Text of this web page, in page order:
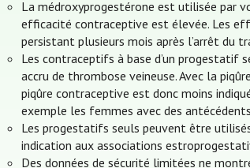
La médroxyprogestérone est utilisée par
efficacité contraceptive est élevée. Les
persistant plusieurs mois après l’arrêt du
Les contraceptifs à base d’un progestatif
accru de thrombose veineuse. Avec la
piqûre contraceptive est donc moins
exemple les femmes avec des
Les progestatifs seuls peuvent être
indication aux associations
Des données de sécurité limitées ne